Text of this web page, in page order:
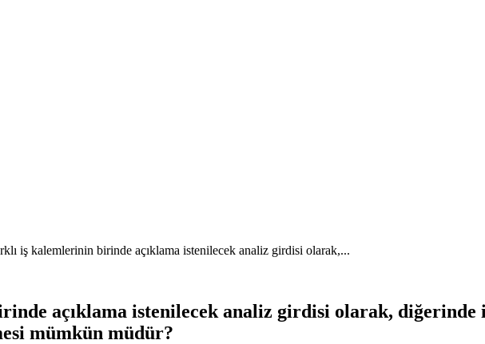
iş kalemlerinin birinde açıklama istenilecek analiz girdisi olarak,...
açıklama istenilecek analiz girdisi olarak, diğerinde
mümkün müdür?